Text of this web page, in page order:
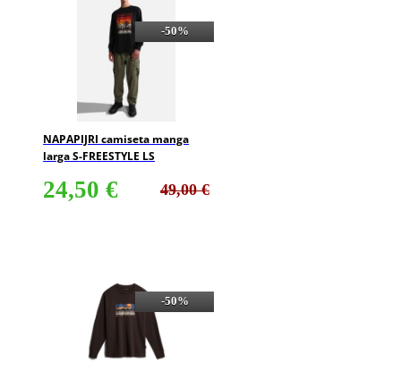
-50%
NAPAPIJRI camiseta manga
larga S-FREESTYLE LS
49,00 €
24,50 €
-50%